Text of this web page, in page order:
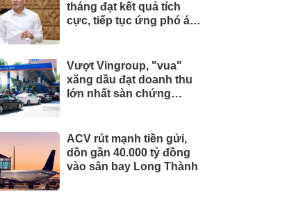
tháng đạt kết quả tích
cực, tiếp tục ứng phó áp
Vượt Vingroup, "vua"
xăng dầu đạt doanh thu
lớn nhất sàn chứng
ACV rút mạnh tiền gửi,
dồn gần 40.000 tỷ đồng
vào sân bay Long Thành